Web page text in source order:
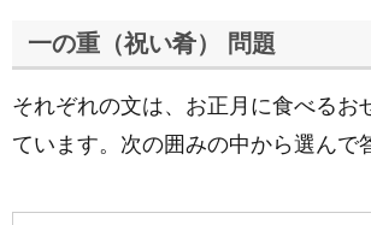
一の重（祝い肴） 問題
それぞれの文は、お正月に食べるお
ています。次の囲みの中から選んで